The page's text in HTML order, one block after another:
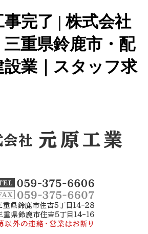
完了 | 株式会社
重県鈴鹿市・配
業｜スタッフ求